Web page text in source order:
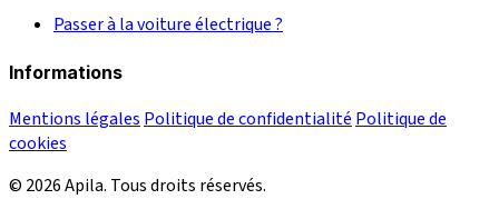
Passer à la voiture électrique ?
Informations
Mentions légales Politique de confidentialité Politique de
cookies
© 2026 Apila. Tous droits réservés.